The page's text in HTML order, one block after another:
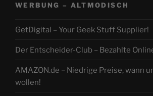
WERBUNG – ALTMODISCH
GetDigital – Your Geek Stuff Supplier!
Der Entscheider-Club – Bezahlte
AMAZON.de – Niedrige Preise, wann
wollen!